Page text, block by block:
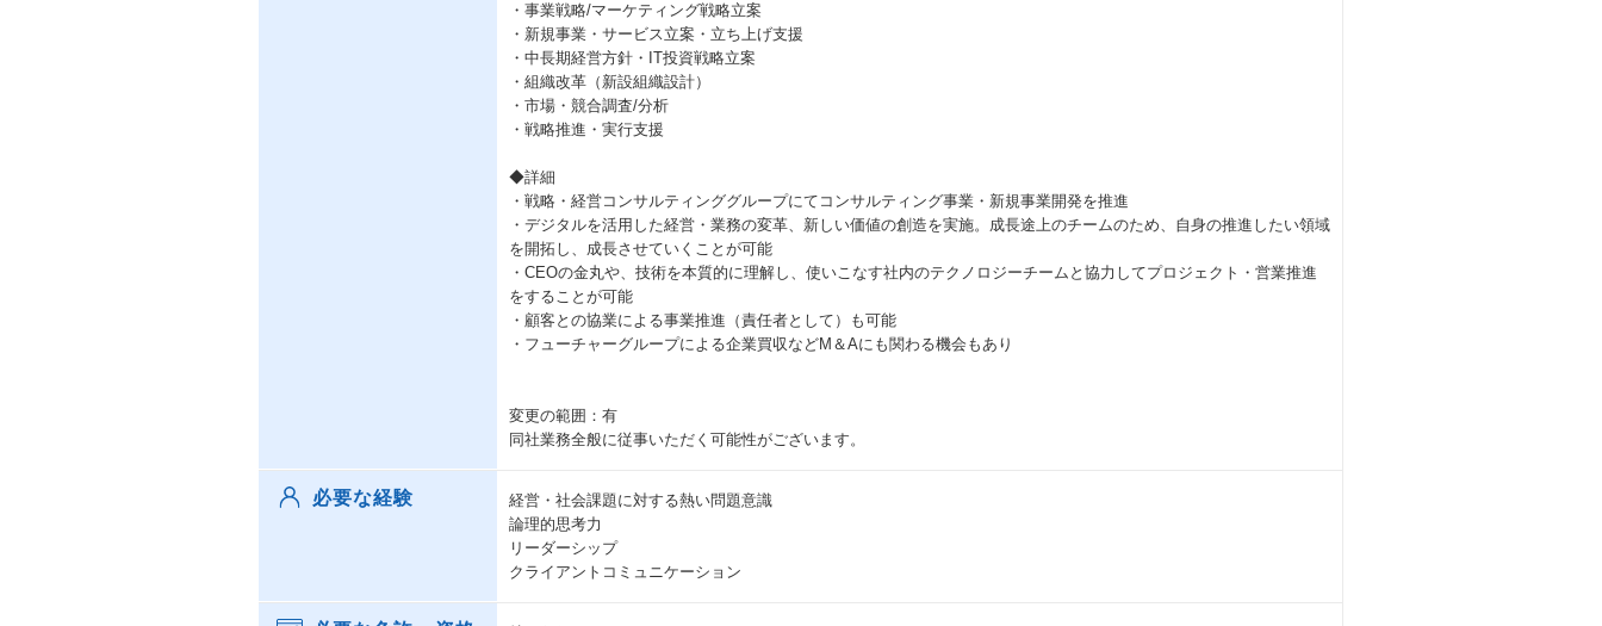
・事業戦略/マーケティング戦略立案
・新規事業・サービス立案・立ち上げ支援
・中長期経営方針・IT投資戦略立案
・組織改革（新設組織設計）
・市場・競合調査/分析
・戦略推進・実行支援
◆詳細
・戦略・経営コンサルティンググループにてコンサルティング事業・新規事業開発を推進
・デジタルを活用した経営・業務の変革、新しい価値の創造を実施。成長途上のチームのため、自身の推進したい領域
を開拓し、成長させていくことが可能
・CEOの金丸や、技術を本質的に理解し、使いこなす社内のテクノロジーチームと協力してプロジェクト・営業推進
をすることが可能
・顧客との協業による事業推進（責任者として）も可能
・フューチャーグループによる企業買収などM＆Aにも関わる機会もあり
変更の範囲：有
同社業務全般に従事いただく可能性がございます。
必要な経験
経営・社会課題に対する熱い問題意識
論理的思考力
リーダーシップ
クライアントコミュニケーション